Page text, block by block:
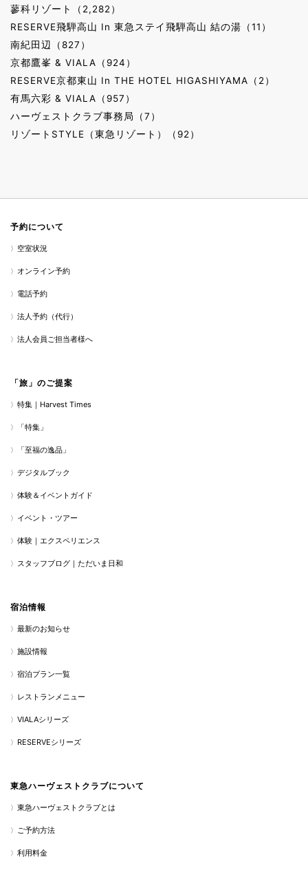
蓼科リゾート（2,282）
RESERVE飛騨高山 In 東急ステイ飛騨高山 結の湯（11）
南紀田辺（827）
京都鷹峯 & VIALA（924）
RESERVE京都東山 In THE HOTEL HIGASHIYAMA（2）
有馬六彩 & VIALA（957）
ハーヴェストクラブ事務局（7）
リゾートSTYLE（東急リゾート）（92）
予約について
空室状況
オンライン予約
電話予約
法人予約（代行）
法人会員ご担当者様へ
「旅」のご提案
特集｜Harvest Times
「特集」
「至福の逸品」
デジタルブック
体験＆イベントガイド
イベント・ツアー
体験｜エクスペリエンス
スタッフブログ｜ただいま日和
宿泊情報
最新のお知らせ
施設情報
宿泊プラン一覧
レストランメニュー
VIALAシリーズ
RESERVEシリーズ
東急ハーヴェストクラブについて
東急ハーヴェストクラブとは
ご予約方法
利用料金